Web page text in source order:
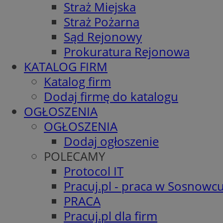
Straż Miejska
Straż Pożarna
Sąd Rejonowy
Prokuratura Rejonowa
KATALOG FIRM
Katalog firm
Dodaj firmę do katalogu
OGŁOSZENIA
OGŁOSZENIA
Dodaj ogłoszenie
POLECAMY
Protocol IT
Pracuj.pl - praca w
PRACA
Pracuj.pl dla firm